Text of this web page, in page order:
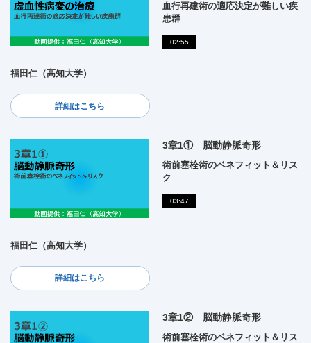
血行再建術の適応決定が難しい疾
患群
02:55
福田仁（高知大学）
詳細はこちら
3章1① 脳動静脈奇形
術前塞栓術のベネフィット＆リス
ク
03:47
福田仁（高知大学）
詳細はこちら
3章1② 脳動静脈奇形
術前塞栓術のベネフィット＆リス